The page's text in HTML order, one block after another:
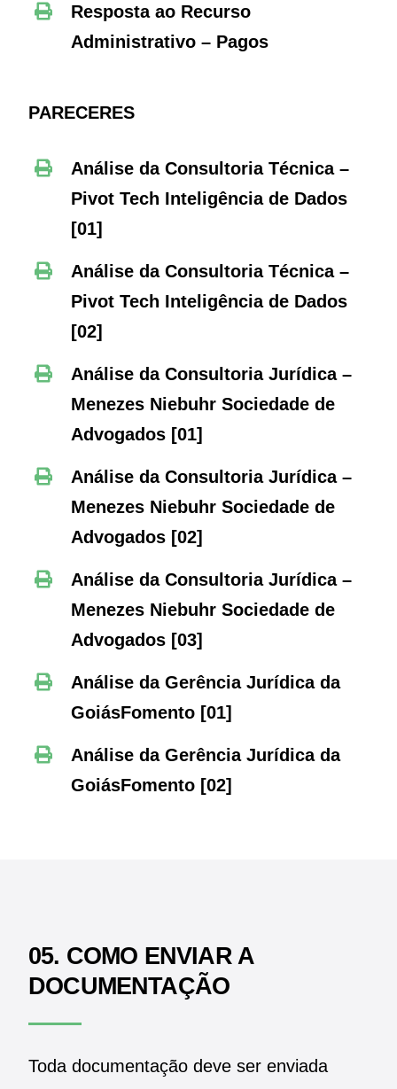
Resposta ao Recurso
Administrativo – Pagos
PARECERES
Análise da Consultoria Técnica –
Pivot Tech Inteligência de Dados
[01]
Análise da Consultoria Técnica –
Pivot Tech Inteligência de Dados
[02]
Análise da Consultoria Jurídica –
Menezes Niebuhr Sociedade de
Advogados[01]
Análise da Consultoria Jurídica –
Menezes Niebuhr Sociedade de
Advogados [02]
Análise da Consultoria Jurídica –
Menezes Niebuhr Sociedade de
Advogados [03]
Análise da Gerência Jurídica da
GoiásFomento[01]
Análise da Gerência Jurídica da
GoiásFomento [02]
05. COMO ENVIAR A
DOCUMENTAÇÃO
Toda documentação deve ser enviada